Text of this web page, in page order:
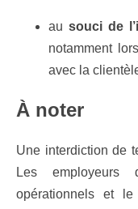
ausouci de
notamment
avec la
À noter
Une interdiction de
Les employeurs
opérationnels et